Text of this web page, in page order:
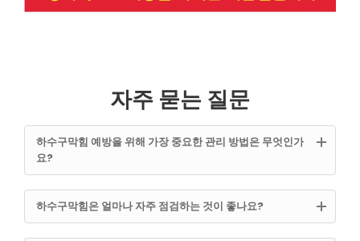
자주 묻는 질문
하수구막힘 예방을 위해 가장 중요한 관리 방법은 무엇인가
요?
하수구막힘은 얼마나 자주 점검하는 것이 좋나요?